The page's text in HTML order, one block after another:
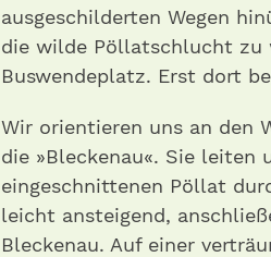
ausgeschilderten Wegen
die wilde Pöllatschlucht zu
Buswendeplatz. Erst dort
Wir orientieren uns an den
die »Bleckenau«. Sie
eingeschnittenen Pöllat
leicht ansteigend,
Bleckenau. Auf einer